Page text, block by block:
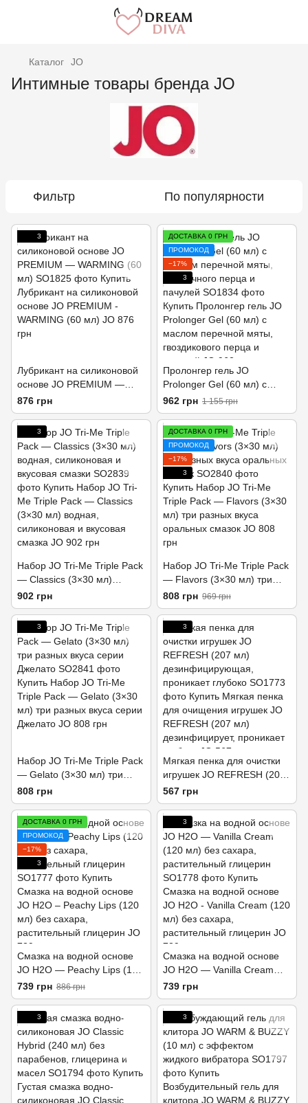
Каталог JO
Интимные товары бренда JO
Фильтр По популярности
3
Лубрикант на силиконовой
основе JO PREMIUM —
WARMING (60 мл)
876 грн
ДОСТАВКА 0 ГРН
ПРОМОКОД
−17%
3
Пролонгер гель JO
Prolonger Gel (60 мл) с
маслом перечной мяты,
гвоздичного перца и
пачулей
962 грн 1 155 грн
3
Набор JO Tri-Me Triple Pack
— Classics (3×30 мл)
водная, силиконовая и
вкусовая смазки
902 грн
ДОСТАВКА 0 ГРН
ПРОМОКОД
−17%
3
Набор JO Tri-Me Triple Pack
— Flavors (3×30 мл) три
разных вкуса оральных
смазок
808 грн 969 грн
3
Набор JO Tri-Me Triple Pack
— Gelato (3×30 мл) три
разных вкуса серии
Джелато
808 грн
3
Мягкая пенка для очистки
игрушек JO REFRESH (207
мл) дезинфицирующая,
проникает глубоко
567 грн
ДОСТАВКА 0 ГРН
ПРОМОКОД
−17%
3
Смазка на водной основе
JO H2O — Peachy Lips (120
мл) без сахара,
растительный глицерин
739 грн 886 грн
3
Смазка на водной основе
JO H2O — Vanilla Cream
(120 мл) без сахара,
растительный глицерин
739 грн
3 3